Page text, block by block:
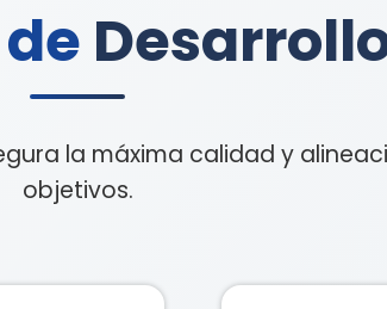
la máxima calidad y
objetivos.